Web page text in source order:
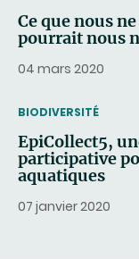
Ce que nous
pourrait nous
04 mars 2020
THEMATIC
BIODIVERSITÉ
EpiCollect5,
participative
aquatiques
07 janvier 2020